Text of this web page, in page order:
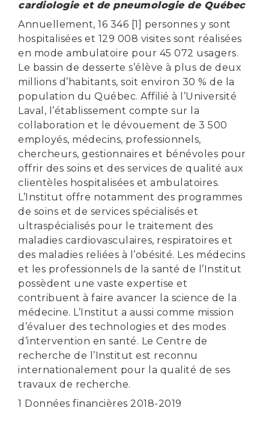
cardiologie et de pneumologie de Québec
Annuellement, 16 346 [1] personnes y sont
hospitalisées et 129 008 visites sont réalisées
en mode ambulatoire pour 45 072 usagers.
Le bassin de desserte s’élève à plus de deux
millions d’habitants, soit environ 30 % de la
population du Québec. Affilié à l’Université
Laval, l’établissement compte sur la
collaboration et le dévouement de 3 500
employés, médecins, professionnels,
chercheurs, gestionnaires et bénévoles pour
offrir des soins et des services de qualité aux
clientèles hospitalisées et ambulatoires.
L’Institut offre notamment des programmes
de soins et de services spécialisés et
ultraspécialisés pour le traitement des
maladies cardiovasculaires, respiratoires et
des maladies reliées à l’obésité. Les médecins
et les professionnels de la santé de l’Institut
possèdent une vaste expertise et
contribuent à faire avancer la science de la
médecine. L’Institut a aussi comme mission
d’évaluer des technologies et des modes
d’intervention en santé. Le Centre de
recherche de l’Institut est reconnu
internationalement pour la qualité de ses
travaux de recherche.
1 Données financières 2018-2019